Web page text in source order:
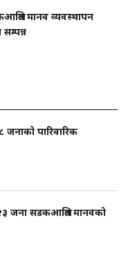
मानव व्यवस्थापन
सम्पन्न
जनाको पारिवारिक
जना सडकआश्रित मानवको